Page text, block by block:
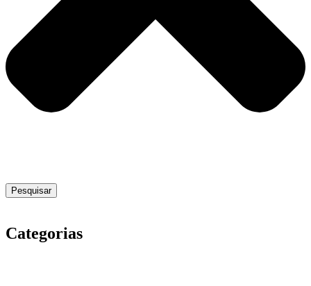
Pesquisar
Categorias